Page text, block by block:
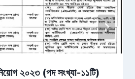
নিয়োগ ২০২৩ (পদ সংখ্যা-১১টি)